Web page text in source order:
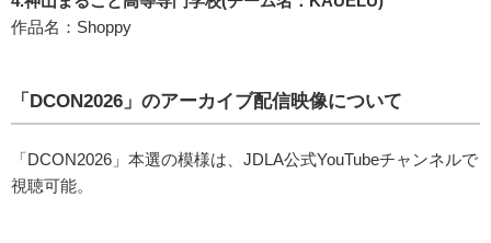
作品名：Shoppy
「DCON2026」のアーカイブ配信映像について
「DCON2026」本選の模様は、JDLA公式YouTubeチャンネルで
視聴可能。